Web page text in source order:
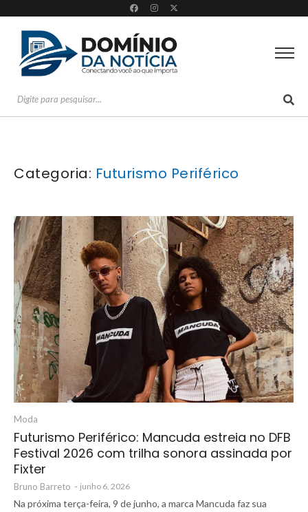
Categoria: Futurismo Periférico
Moda
Futurismo Periférico: Mancuda estreia no DFB
Festival 2026 com trilha sonora assinada por
Fixter
Bruno Barreto - junho 6, 2026
Na próxima terça-feira, 9 de junho, a marca Mancuda faz sua